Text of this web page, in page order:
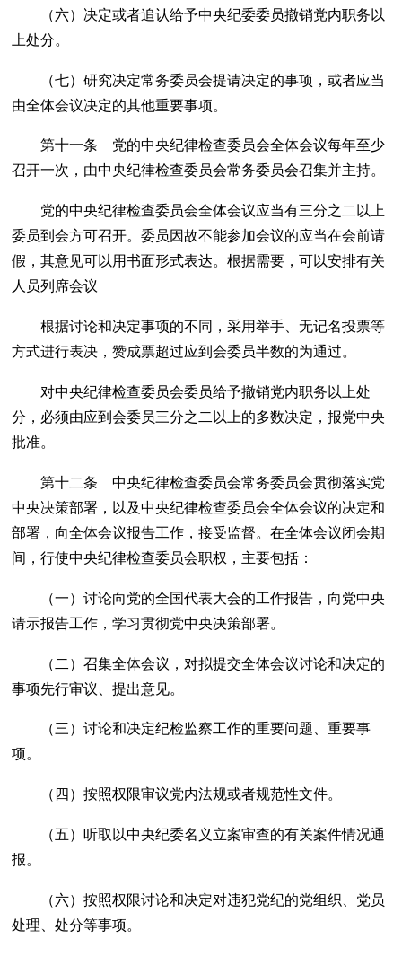
（六）决定或者追认给予中央纪委委员撤销党内职务以
上处分。
（七）研究决定常务委员会提请决定的事项，或者应当
由全体会议决定的其他重要事项。
第十一条 党的中央纪律检查委员会全体会议每年至少
召开一次，由中央纪律检查委员会常务委员会召集并主持。
党的中央纪律检查委员会全体会议应当有三分之二以上
委员到会方可召开。委员因故不能参加会议的应当在会前请
假，其意见可以用书面形式表达。根据需要，可以安排有关
人员列席会议
根据讨论和决定事项的不同，采用举手、无记名投票等
方式进行表决，赞成票超过应到会委员半数的为通过。
对中央纪律检查委员会委员给予撤销党内职务以上处
分，必须由应到会委员三分之二以上的多数决定，报党中央
批准。
第十二条 中央纪律检查委员会常务委员会贯彻落实党
中央决策部署，以及中央纪律检查委员会全体会议的决定和
部署，向全体会议报告工作，接受监督。在全体会议闭会期
间，行使中央纪律检查委员会职权，主要包括：
（一）讨论向党的全国代表大会的工作报告，向党中央
请示报告工作，学习贯彻党中央决策部署。
（二）召集全体会议，对拟提交全体会议讨论和决定的
事项先行审议、提出意见。
（三）讨论和决定纪检监察工作的重要问题、重要事
项。
（四）按照权限审议党内法规或者规范性文件。
（五）听取以中央纪委名义立案审查的有关案件情况通
报。
（六）按照权限讨论和决定对违犯党纪的党组织、党员
处理、处分等事项。